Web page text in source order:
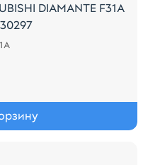
DIAMANTE F31A
DIAMANTE F31A Зад